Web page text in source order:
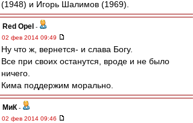
(1948) и Игорь Шалимов (1969).
Red Opel -
02 фев 2014 09:49
Ну что ж, вернется- и слава Богу.
Все при своих останутся, вроде и не было
ничего.
Кима поддержим морально.
МиК -
02 фев 2014 09:46